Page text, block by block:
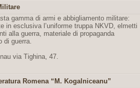
gamma di armi e abbigliamento militare:
in esclusiva l’uniforme truppa NKVD, elmetti
alla guerra, materiale di propaganda
di guerra.
via Tighina, 47.
Romena “M. Kogalniceanu”